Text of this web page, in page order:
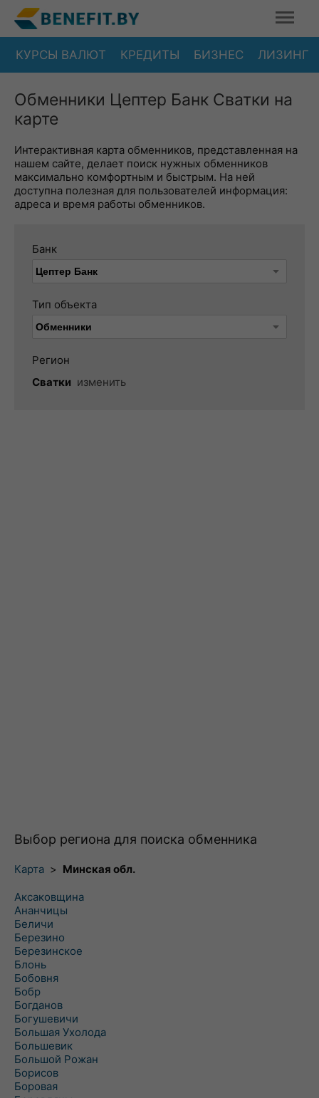
КУРСЫ ВАЛЮТ КРЕДИТЫ БИЗНЕС ЛИЗИНГ
Обменники Цептер Банк Сватки на
карте
Интерактивная карта обменников, представленная на
нашем сайте, делает поиск нужных обменников
максимально комфортным и быстрым. На ней
доступна полезная для пользователей информация:
адреса и время работы обменников.
Банк
Тип объекта
Регион
Сватки изменить
Выбор региона для поиска обменника
Карта > Минская обл.
Аксаковщина
Ананчицы
Беличи
Березино
Березинское
Блонь
Бобовня
Бобр
Богданов
Богушевичи
Большая Ухолода
Большевик
Большой Рожан
Борисов
Боровая